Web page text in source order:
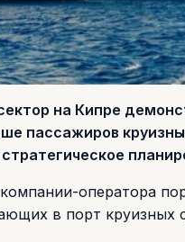
на Кипре
пассажиров
оператора
в порт круизных